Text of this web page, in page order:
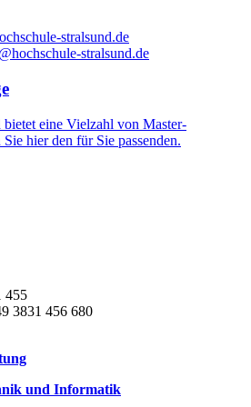
aber zwingend notwendig
mit Einschreibegebühr in Höhe von
Hochschule Stralsund
0112 2350 93
in dieser Form, vor der Bewerber-Nr.
Krankenkasse:
ist
und Medizintechnische Systeme
in deutscher oder englischer
E-Mobility (nur bei einem
stralsund.de
stralsund.de
eine Vielzahl von Master-
hier den für Sie passenden.
455
3831 456 680
und Informatik